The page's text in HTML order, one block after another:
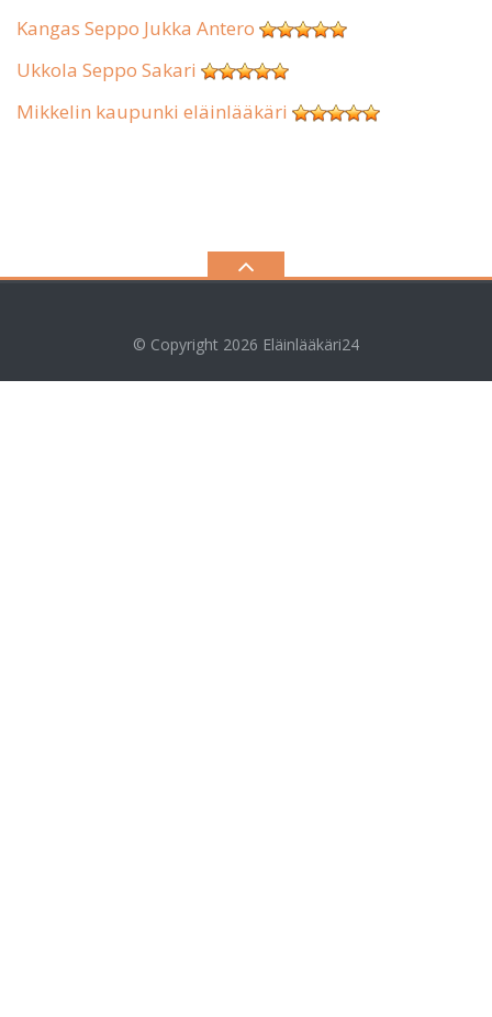
Kangas Seppo Jukka Antero
Ukkola Seppo Sakari
Mikkelin kaupunki eläinlääkäri
© Copyright 2026 Eläinlääkäri24